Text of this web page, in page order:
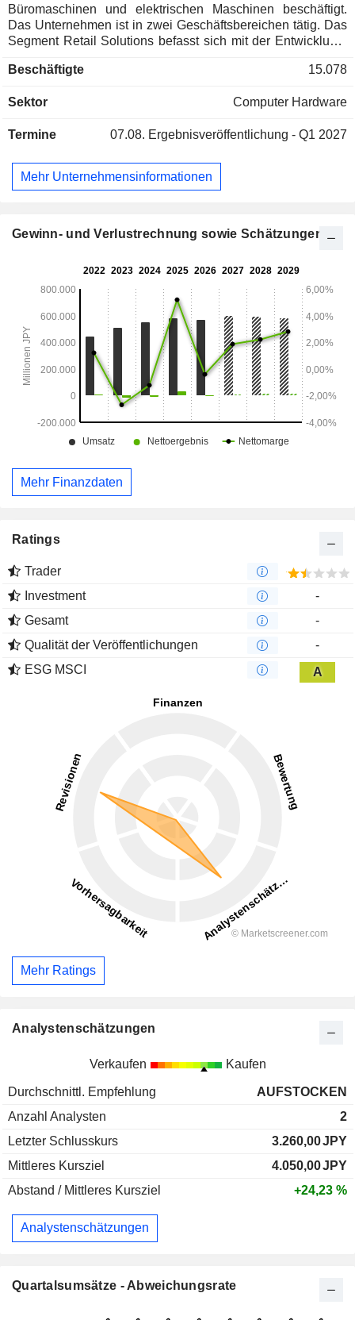
Büromaschinen und elektrischen Maschinen beschäftigt.
Das Unternehmen ist in zwei Geschäftsbereichen tätig. Das
Segment Retail Solutions befasst sich mit der Entwicklung,
Sale-Systemen (POS) für den inländischen und
inländischen Markt, Auto-Identifikationssystemen (ID) für
Produkten. Das Segment Printing Solutions befasst sich mit
von Multifunktionsgeräten für den Überseemarkt, Auto-ID-
Systemen für den Überseemarkt, Tintenstrahlköpfen für den
Beschäftigte 15.078
Sektor Computer Hardware
Termine 07.08. Ergebnisveröffentlichung - Q1 2027
Mehr Unternehmensinformationen
Gewinn- und Verlustrechnung sowie Schätzungen
Mehr Finanzdaten
Ratings
Trader
Investment
-
Gesamt
-
Qualität der Veröffentlichungen
-
ESG MSCI
A
Mehr Ratings
Analystenschätzungen
Verkaufen Kaufen
Durchschnittl. Empfehlung
AUFSTOCKEN
Anzahl Analysten
2
Letzter Schlusskurs
3.260,00JPY
Mittleres Kursziel
4.050,00JPY
Abstand / Mittleres Kursziel
+24,23 %
Analystenschätzungen
Quartalsumsätze - Abweichungsrate